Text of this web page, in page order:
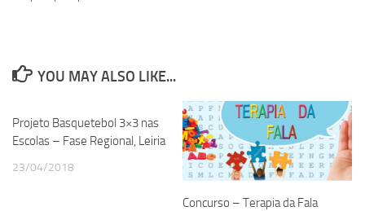
YOU MAY ALSO LIKE...
Projeto Basquetebol 3×3 nas
Escolas – Fase Regional, Leiria
23/04/2018
Concurso – Terapia da Fala